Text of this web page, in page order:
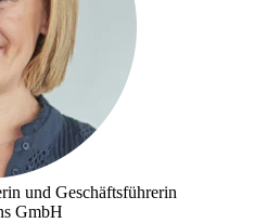
und Geschäftsführerin
GmbH